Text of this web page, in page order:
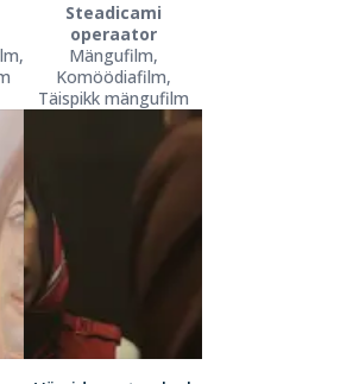
Steadicami
operaator
Mängufilm,
Komöödiafilm,
Täispikk mängufilm